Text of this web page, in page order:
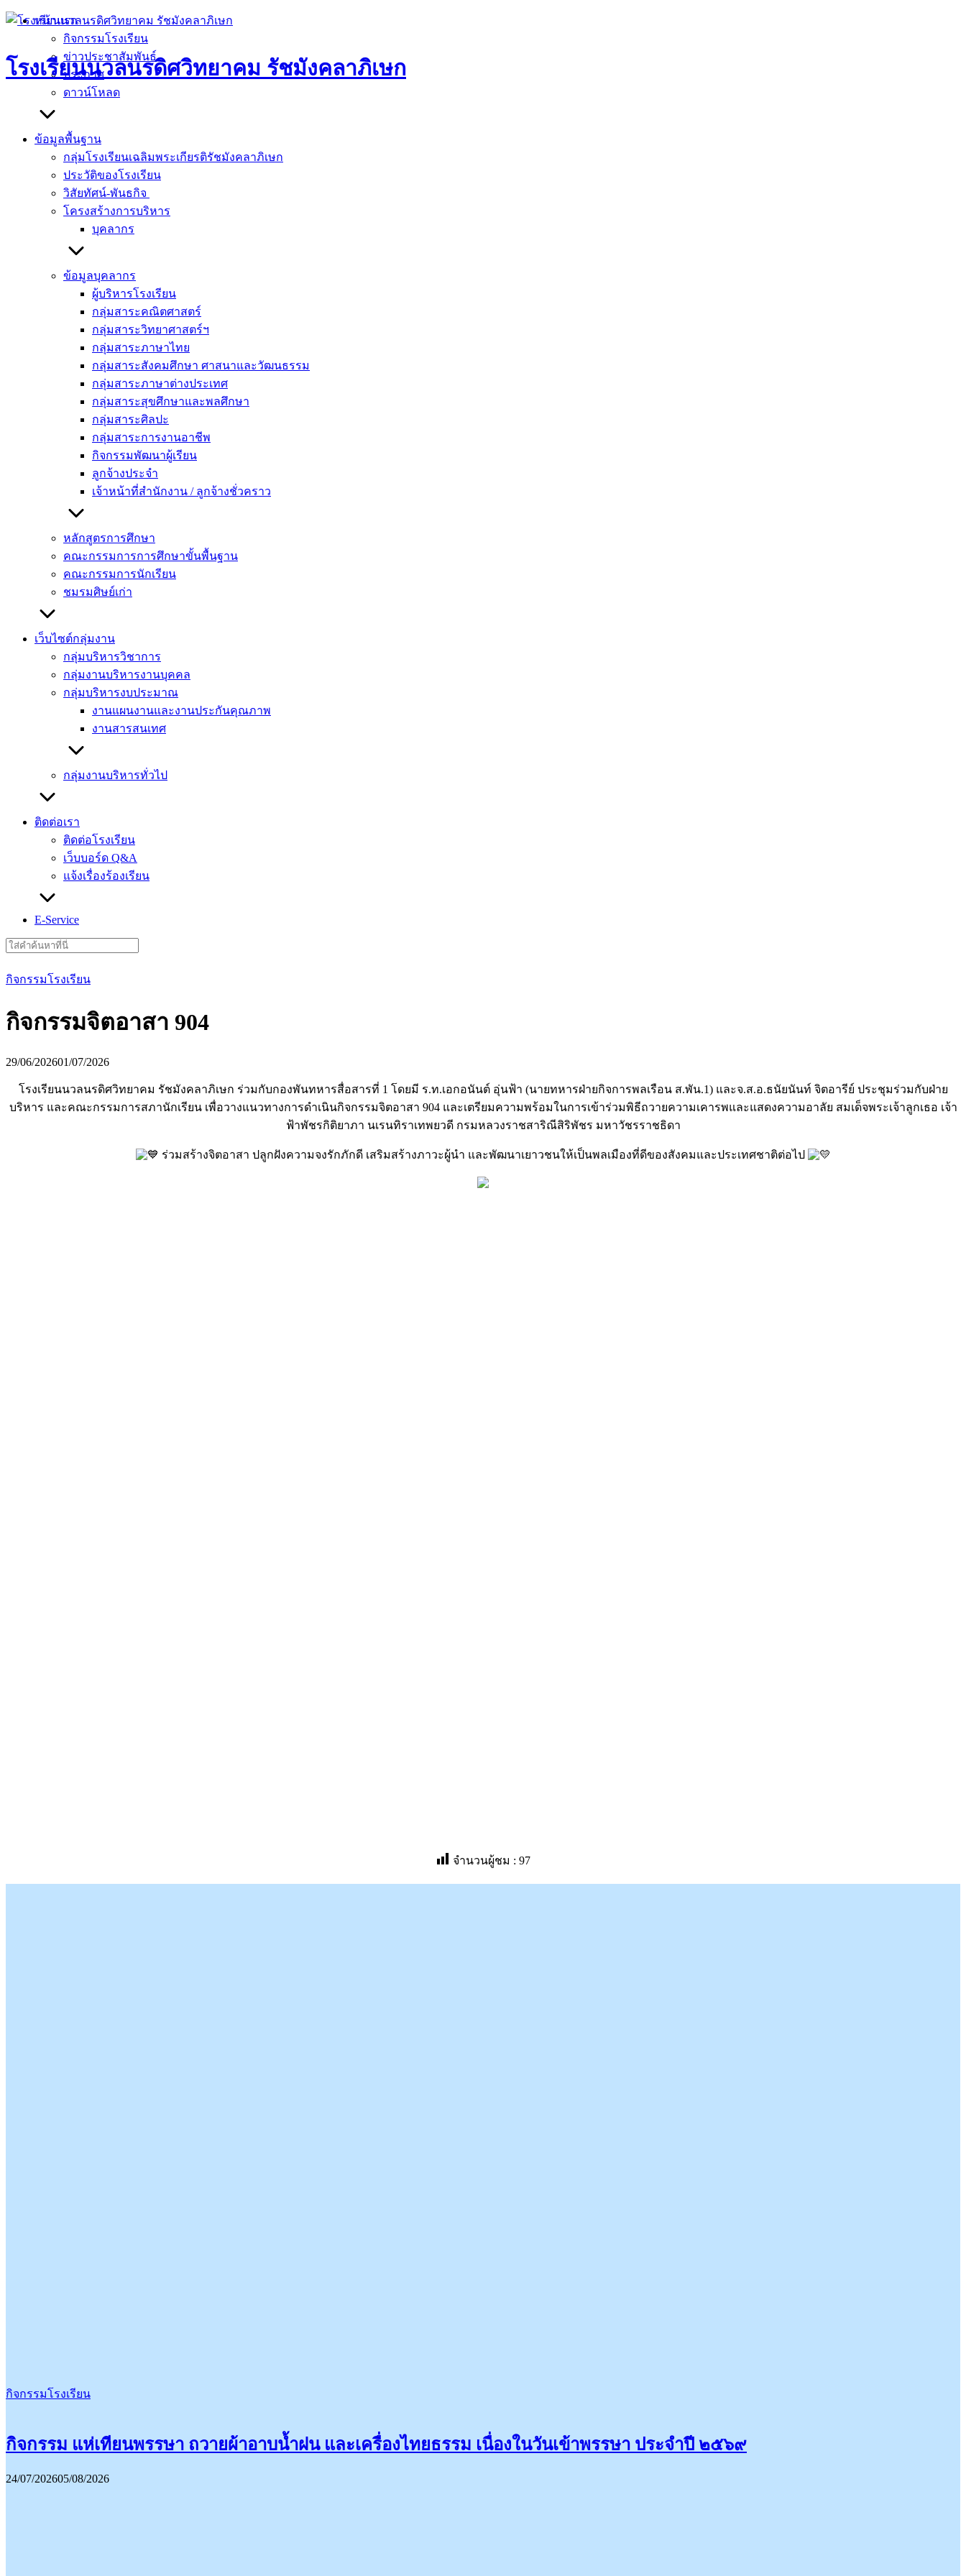
Skip
โรงเรียนนวลนรดิศวิทยาคม รัชมังคลาภิเษก
หน้าแรก
กิจกรรมโรงเรียน
ข่าวประชาสัมพันธ์
ประกาศ
ดาวน์โหลด
ข้อมูลพื้นฐาน
กลุ่มโรงเรียนเฉลิมพระเกียรติรัชมังคลาภิเษก
ประวัติของโรงเรียน
วิสัยทัศน์-พันธกิจ
โครงสร้างการบริหาร
บุคลากร
ข้อมูลบุคลากร
ผู้บริหารโรงเรียน
กลุ่มสาระคณิตศาสตร์
กลุ่มสาระวิทยาศาสตร์ฯ
กลุ่มสาระภาษาไทย
กลุ่มสาระสังคมศึกษา ศาสนาและวัฒนธรรม
กลุ่มสาระภาษาต่างประเทศ
กลุ่มสาระสุขศึกษาและพลศึกษา
กลุ่มสาระศิลปะ
กลุ่มสาระการงานอาชีพ
กิจกรรมพัฒนาผู้เรียน
ลูกจ้างประจำ
เจ้าหน้าที่สำนักงาน / ลูกจ้างชั่วคราว
หลักสูตรการศึกษา
คณะกรรมการการศึกษาขั้นพื้นฐาน
คณะกรรมการนักเรียน
ชมรมศิษย์เก่า
เว็บไซต์กลุ่มงาน
กลุ่มบริหารวิชาการ
กลุ่มงานบริหารงานบุคคล
กลุ่มบริหารงบประมาณ
งานแผนงานและงานประกันคุณภาพ
งานสารสนเทศ
กลุ่มงานบริหารทั่วไป
ติดต่อเรา
ติดต่อโรงเรียน
เว็บบอร์ด Q&A
แจ้งเรื่องร้องเรียน
E-Service
Search
for:
กิจกรรมโรงเรียน
กิจกรรมจิตอาสา 904
29/06/202601/07/2026
โรงเรียนนวลนรดิศวิทยาคม รัชมังคลาภิเษก ร่วมกับกองพันทหารสื่อสารที่ 1 โดยมี ร.ท.เอกอนันต์ อุ่นฟ้า (นายทหารฝ่ายกิจการพลเรือน ส.พัน.1) และจ.ส.อ.ธนัยนันท์ จิตอารีย์ ประชุมร่วมกับฝ่าย
บริหาร และคณะกรรมการสภานักเรียน เพื่อวางแนวทางการดำเนินกิจกรรมจิตอาสา 904 และเตรียมความพร้อมในการเข้าร่วมพิธีถวายความเคารพและแสดงความอาลัย สมเด็จพระเจ้าลูกเธอ เจ้า
ฟ้าพัชรกิติยาภา นเรนทิราเทพยวดี กรมหลวงราชสาริณีสิริพัชร มหาวัชรราชธิดา
ร่วมสร้างจิตอาสา ปลูกฝังความจงรักภักดี เสริมสร้างภาวะผู้นำ และพัฒนาเยาวชนให้เป็นพลเมืองที่ดีของสังคมและประเทศชาติต่อไป
จำนวนผู้ชม : 97
กิจกรรมโรงเรียน
กิจกรรม แห่เทียนพรรษา ถวายผ้าอาบน้ำฝน และเครื่องไทยธรรม เนื่องในวันเข้าพรรษา ประจำปี ๒๕๖๙
24/07/202605/08/2026